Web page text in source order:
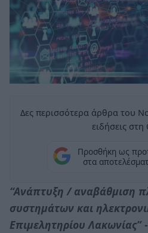
Δες περισσότερα άρθρα του
ειδήσεις
Προσθήκη ως
στα
“Ανάπτυξη / αναβάθμιση
συστημάτων και
Επιμελητηρίου Λακωνίας” -